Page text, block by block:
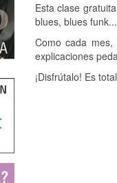
Esta clase
blues, blues
Como cada
explicaciones
¡Disfrútalo! Es